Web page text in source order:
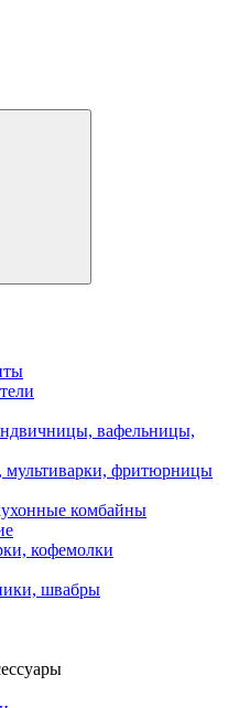
вафельницы,
фритюрницы
комбайны
кофемолки
швабры